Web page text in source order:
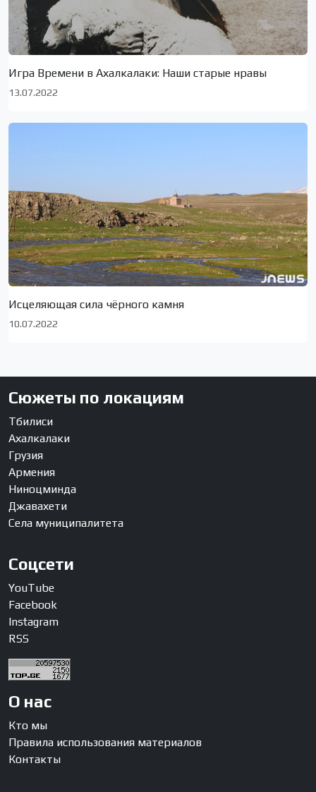
Игра Времени в Ахалкалаки: Наши старые нравы
13.07.2022
Исцеляющая сила чёрного камня
10.07.2022
Сюжеты по локациям
Тбилиси
Ахалкалаки
Грузия
Армения
Ниноцминда
Джавахети
Села муниципалитета
Соцсети
YouTube
Facebook
Instagram
RSS
О нас
Кто мы
Правила использования материалов
Контакты